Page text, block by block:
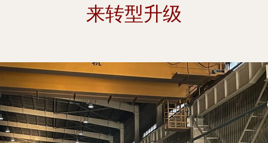
来转型升级